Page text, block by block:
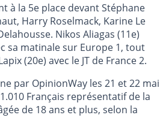
à la 5e place devant Stéphane
Harry Roselmack, Karine Le
Nikos Aliagas (11e)
sa matinale sur Europe 1, tout
(20e) avec le JT de France 2.
par OpinionWay les 21 et 22 mai
Français représentatif de la
de 18 ans et plus, selon la